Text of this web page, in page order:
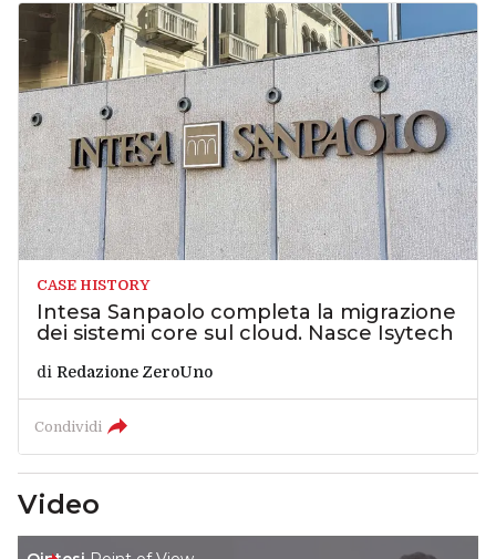
CASE HISTORY
Intesa Sanpaolo completa la migrazione
dei sistemi core sul cloud. Nasce Isytech
di Redazione ZeroUno
Condividi
Video